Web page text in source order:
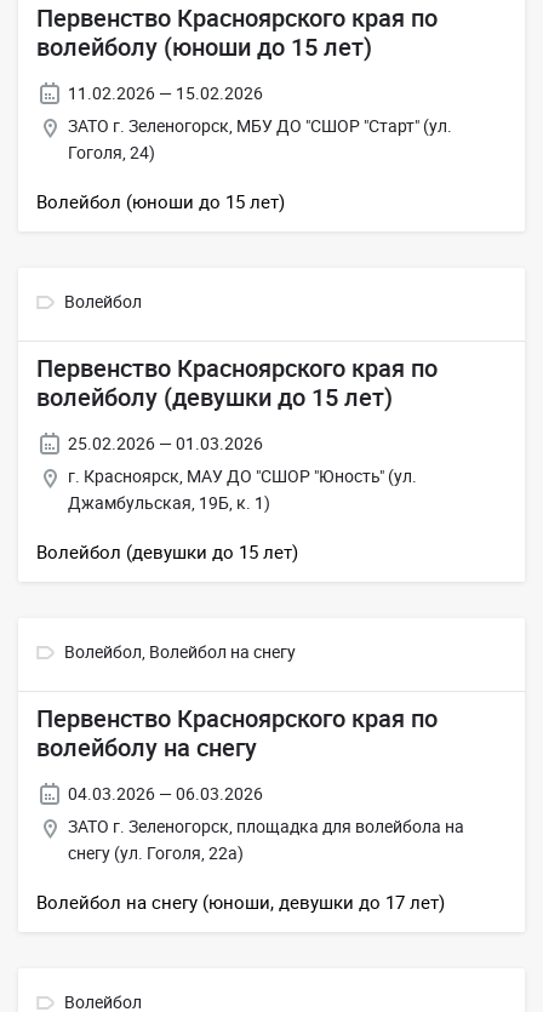
Первенство Красноярского края по
волейболу (юноши до 15 лет)
11.02.2026 — 15.02.2026
ЗАТО г. Зеленогорск, МБУ ДО "СШОР "Старт" (ул.
Гоголя, 24)
Волейбол (юноши до 15 лет)
Волейбол
Первенство Красноярского края по
волейболу (девушки до 15 лет)
25.02.2026 — 01.03.2026
г. Красноярск, МАУ ДО "СШОР "Юность" (ул.
Джамбульская, 19Б, к. 1)
Волейбол (девушки до 15 лет)
Волейбол, Волейбол на снегу
Первенство Красноярского края по
волейболу на снегу
04.03.2026 — 06.03.2026
ЗАТО г. Зеленогорск, площадка для волейбола на
снегу (ул. Гоголя, 22а)
Волейбол на снегу (юноши, девушки до 17 лет)
Волейбол